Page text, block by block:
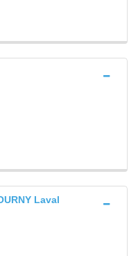
Laval